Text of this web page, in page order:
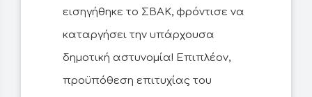
εισηγήθηκε το ΣΒΑΚ, φρόντισε να
καταργήσει την υπάρχουσα
δημοτική αστυνομία! Επιπλέον,
προϋπόθεση επιτυχίας του